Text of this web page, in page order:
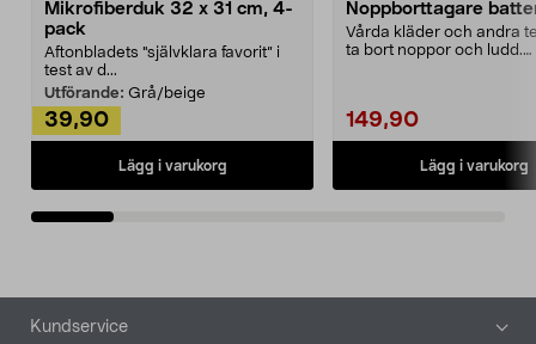
Mikrofiberduk 32 x 31 cm, 4-
pack
Aftonbladets "självklara favorit” i
test av d...
Utförande: Grå/beige
39,90
Lägg i varukorg
Noppborttagare
Vårda kläder och andra
ta bort noppor och ludd.
149,90
Lägg i varukorg
Sidfot
Kundservice